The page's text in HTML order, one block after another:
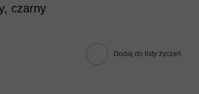
czarny
Dodaj do listy życzeń